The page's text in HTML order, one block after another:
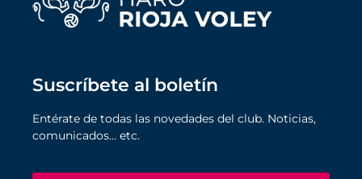
Suscríbete al boletín
Entérate de todas las novedades del club. Noticias,
comunicados… etc.